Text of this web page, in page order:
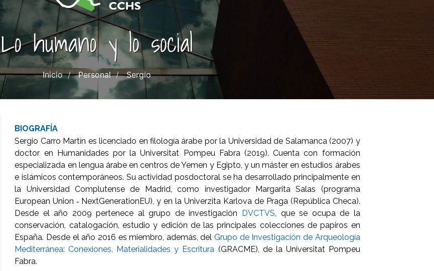
Lo humano y lo social
Inicio Personal Sergio
BIOGRAFÍA
Sergio Carro Martín es licenciado en filología árabe por la Universidad de Salamanca (2007) y
doctor en Humanidades por la Universitat Pompeu Fabra (2019). Cuenta con formación
especializada en lengua árabe en centros de Yemen y Egipto, y un máster en estudios árabes
e islámicos contemporáneos. Su actividad posdoctoral se ha desarrollado principalmente en
la Universidad Complutense de Madrid, como investigador Margarita Salas (programa
European Union ‑ NextGenerationEU), y en la Univerzita Karlova de Praga (República Checa).
Desde el año 2009 pertenece al grupo de investigación DVCTVS, que se ocupa de la
conservación, catalogación, estudio y edición de las principales colecciones de papiros en
España. Desde el año 2016 es miembro, además, delGrupo de Investigación de Arqueología
Mediterránea: Conexiones, Materialidades y Escritura (GRACME), de la Universitat Pompeu
Fabra.